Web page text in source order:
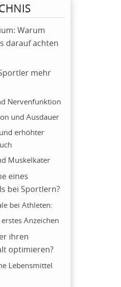
Warum
darauf achten
mehr
Nervenfunktion
und Ausdauer
erhöhter
Muskelkater
eines
bei Sportlern?
bei Athleten:
Anzeichen
ihren
optimieren?
Lebensmittel